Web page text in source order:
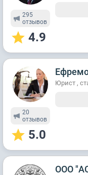
295
отзывов
4.9
20
отзывов
5.0
Юрист ,
ООО